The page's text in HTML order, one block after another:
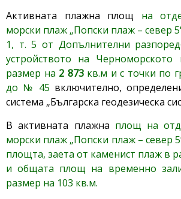
Активната плажна площ на
морски плаж „Попски плаж – север
1, т. 5 от Допълнителни
устройството на
размер на 2 873кв.м и с точки по
до № 45 включително,
система „Българска геодезическа
В активната плажна площ на
морски плаж „Попски плаж – север
площта, заета от каменист плаж в
и общата площ на временно
размер на 103 кв.м.